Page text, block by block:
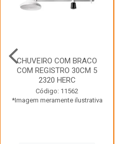
CHUVEIRO COM BRACO
COM REGISTRO 30CM 5
2320 HERC
Código: 11562
*Imagem meramente ilustrativa